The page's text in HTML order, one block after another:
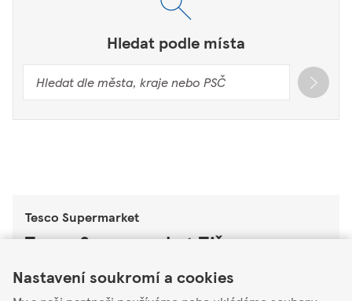
Nastavení soukromí a cookies
Hledat podle místa
Tesco Supermarket
Tesco Supermarket Tišnov
Mlýnská 1927